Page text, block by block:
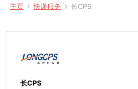
主页 快递服务 长CPS
长CPS